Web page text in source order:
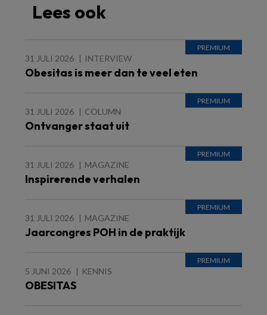
Lees ook
31 JULI 2026 INTERVIEW
Obesitas is meer dan te veel eten
31 JULI 2026 COLUMN
Ontvanger staat uit
31 JULI 2026 MAGAZINE
Inspirerende verhalen
31 JULI 2026 MAGAZINE
Jaarcongres POH in de praktijk
5 JUNI 2026 KENNIS
OBESITAS